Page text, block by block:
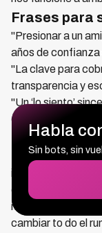
Frases para
"Presionar a un
años de confianza
"La clave para
transparencia y
"Un ‘lo siento’
confianza perdida."
Escenario
Imagínate esto:
incomoda ante tu
el to no, haces
manejar mejor la
cambiar to do el
Habla
Sin bots, sin